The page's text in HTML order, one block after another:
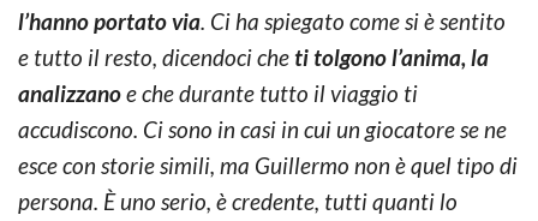
l’hanno portato via. Ci ha spiegato come si è sentito
e tutto il resto, dicendoci cheti tolgono l’anima, la
analizzanoe che durante tutto il viaggio ti
accudiscono. Ci sono in casi in cui un giocatore se ne
esce con storie simili, ma Guillermo non è quel tipo di
persona. È uno serio, è credente, tutti quanti lo